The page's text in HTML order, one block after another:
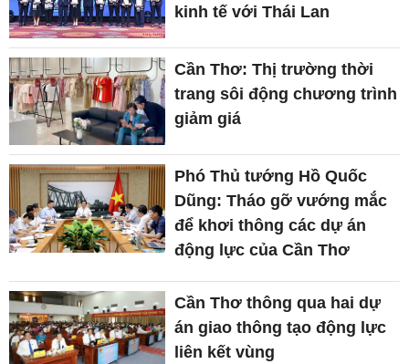
kinh tế với Thái Lan
Cần Thơ: Thị trường thời
trang sôi động chương trình
giảm giá
Phó Thủ tướng Hồ Quốc
Dũng: Tháo gỡ vướng mắc
để khơi thông các dự án
động lực của Cần Thơ
Cần Thơ thông qua hai dự
án giao thông tạo động lực
liên kết vùng